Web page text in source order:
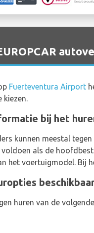
Fuerteventura Airport
kiezen.
bij het
kunnen meestal
als de
het voertuigmodel. Bij
huren van de